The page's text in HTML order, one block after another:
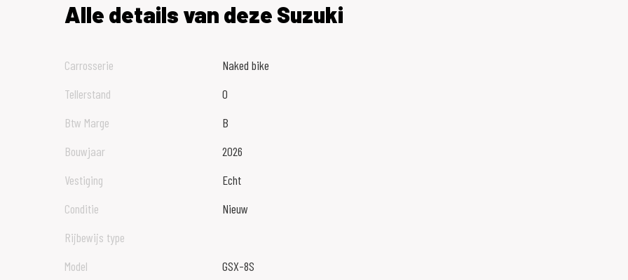
Alle details van deze Suzuki
Carrosserie
Naked bike
Tellerstand
0
Btw Marge
B
Bouwjaar
2026
Vestiging
Echt
Conditie
Nieuw
Rijbewijs type
Model
GSX-8S